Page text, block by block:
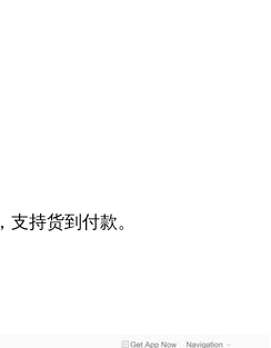
持货到付款。